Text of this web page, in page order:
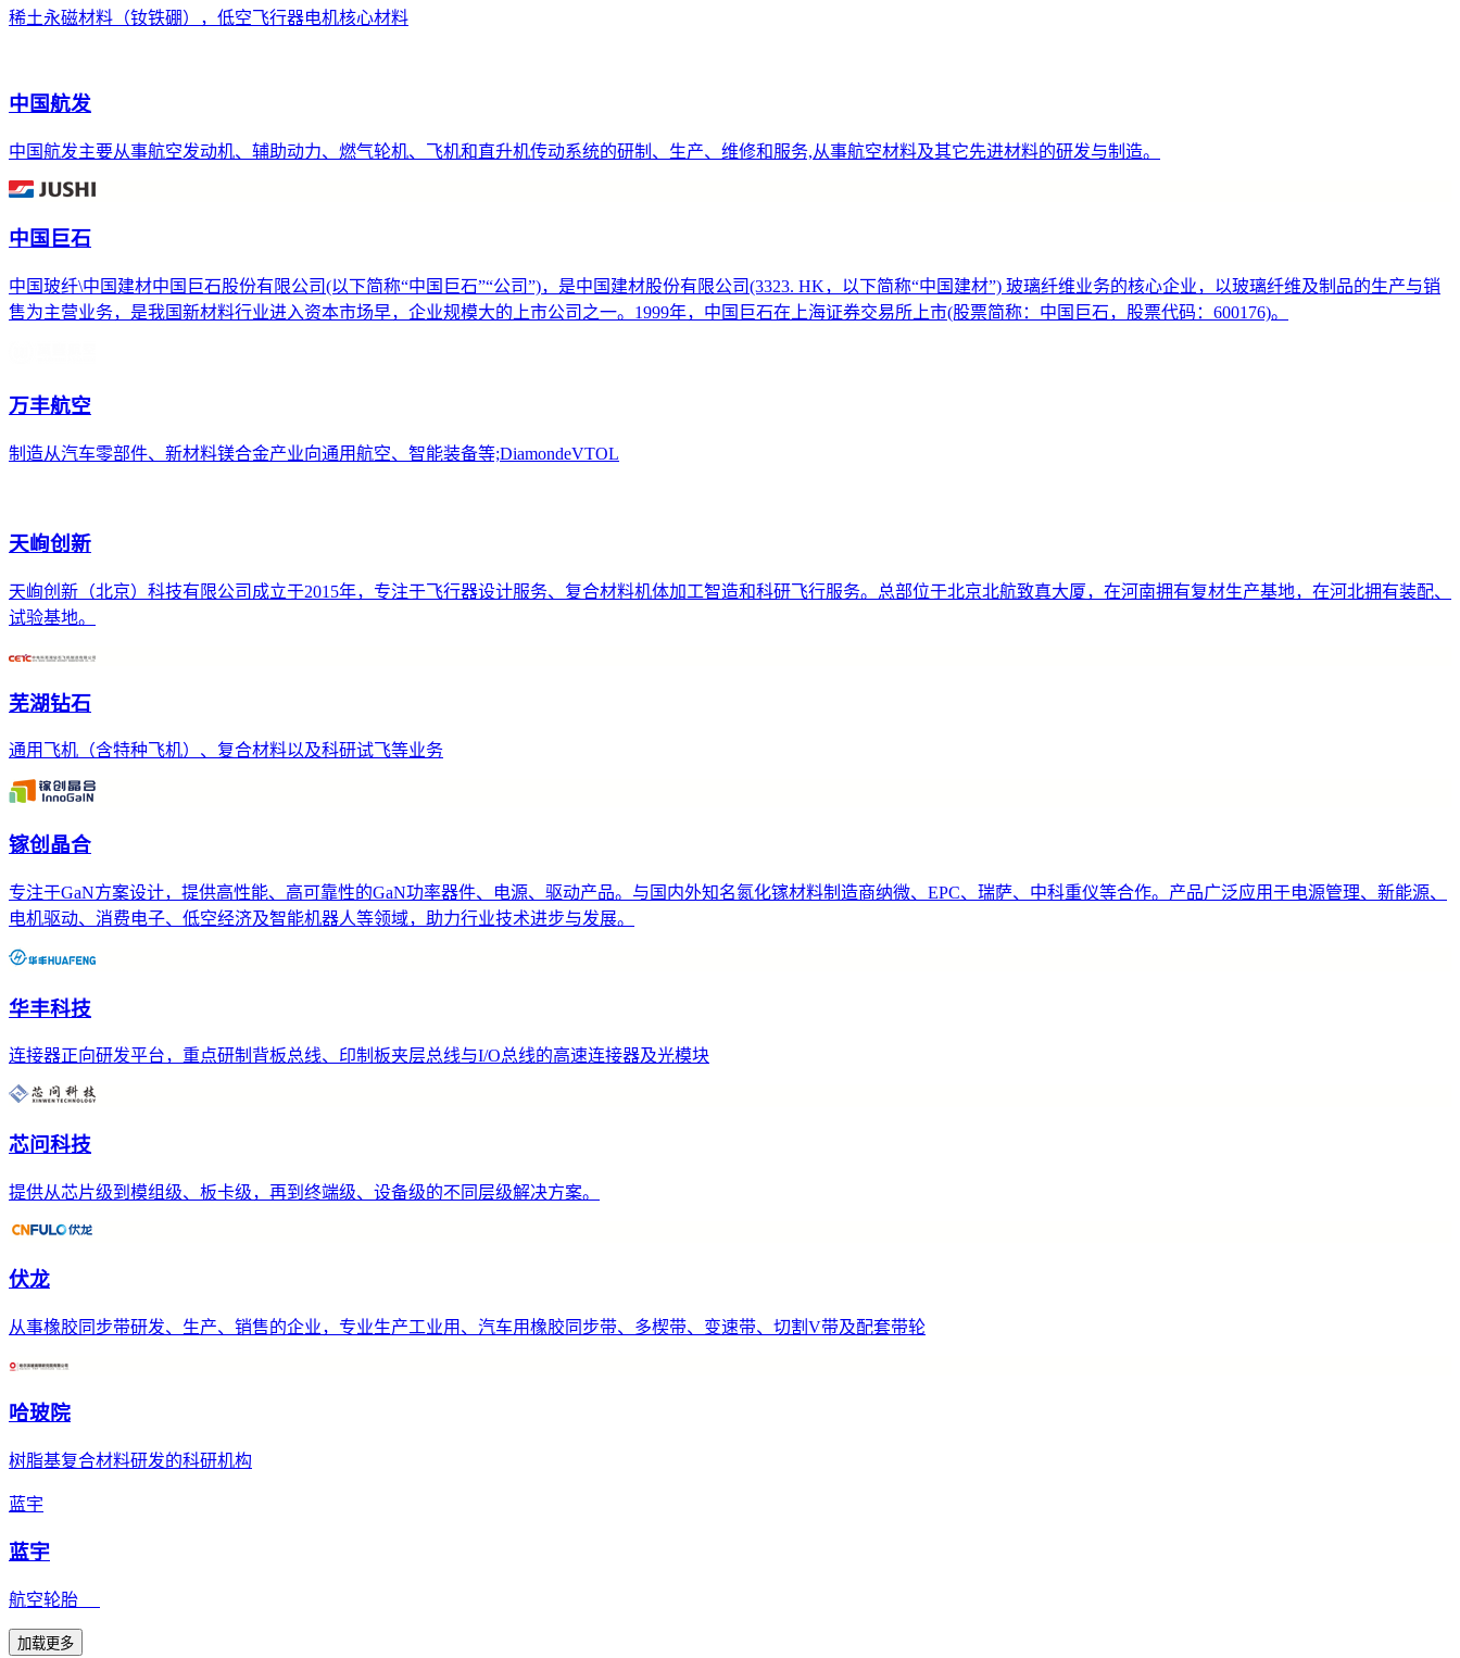
稀土永磁材料（钕铁硼），低空飞行器电机核心材料
中国航发
中国航发主要从事航空发动机、辅助动力、燃气轮机、飞机和直升机传动系统的研制、生产、维修和服务,从事航空材料及其它先进材料的研发与制造。
中国巨石
中国玻纤\中国建材中国巨石股份有限公司(以下简称“中国巨石”“公司”)，是中国建材股份有限公司(3323. HK，以下简称“中国建材”) 玻璃纤维业务的核心企业，以玻璃纤维及制品的生产与销
售为主营业务，是我国新材料行业进入资本市场早，企业规模大的上市公司之一。1999年，中国巨石在上海证券交易所上市(股票简称：中国巨石，股票代码：600176)。
万丰航空
制造从汽车零部件、新材料镁合金产业向通用航空、智能装备等;DiamondeVTOL
天峋创新
天峋创新（北京）科技有限公司成立于2015年，专注于飞行器设计服务、复合材料机体加工智造和科研飞行服务。总部位于北京北航致真大厦，在河南拥有复材生产基地，在河北拥有装配、
试验基地。
芜湖钻石
通用飞机（含特种飞机）、复合材料以及科研试飞等业务
镓创晶合
专注于GaN方案设计，提供高性能、高可靠性的GaN功率器件、电源、驱动产品。与国内外知名氮化镓材料制造商纳微、EPC、瑞萨、中科重仪等合作。产品广泛应用于电源管理、新能源、
电机驱动、消费电子、低空经济及智能机器人等领域，助力行业技术进步与发展。
华丰科技
连接器正向研发平台，重点研制背板总线、印制板夹层总线与I/O总线的高速连接器及光模块
芯问科技
提供从芯片级到模组级、板卡级，再到终端级、设备级的不同层级解决方案。
伏龙
从事橡胶同步带研发、生产、销售的企业，专业生产工业用、汽车用橡胶同步带、多楔带、变速带、切割V带及配套带轮
哈玻院
树脂基复合材料研发的科研机构
蓝宇
蓝宇
航空轮胎
加载更多